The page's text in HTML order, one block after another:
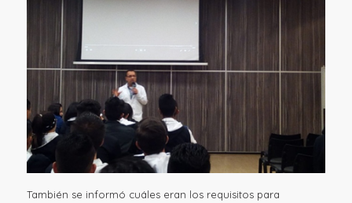
También se informó cuáles eran los requisitos para